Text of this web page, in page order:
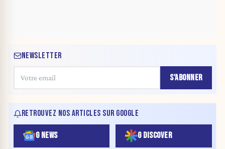
NEWSLETTER
S'ABONNER
RETROUVEZ NOS ARTICLES SUR GOOGLE
G NEWS G DISCOVER